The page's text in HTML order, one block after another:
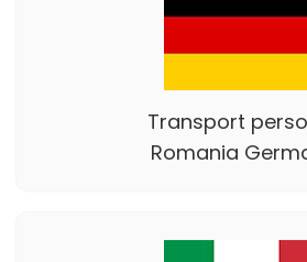
Transport
Romania